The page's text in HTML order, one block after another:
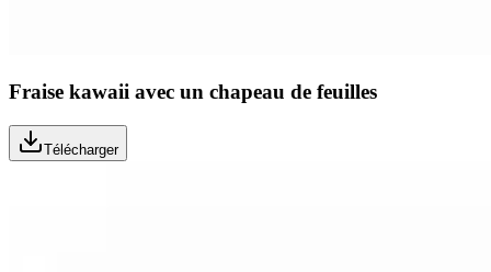
Fraise kawaii avec un chapeau de feuilles
Télécharger